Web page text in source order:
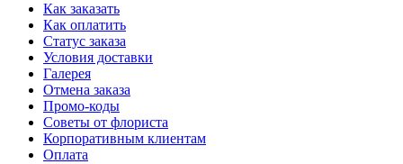
Как заказать
Как оплатить
Статус заказа
Условия доставки
Галерея
Отмена заказа
Промо-коды
Советы от флориста
Корпоративным клиентам
Оплата